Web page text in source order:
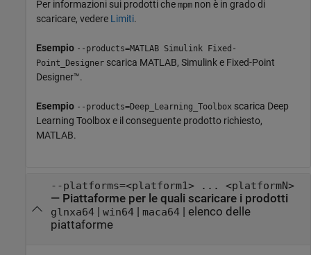
Per informazioni sui prodotti che mpm non è in grado di
scaricare, vedere Limiti.
Esempio --products=MATLAB Simulink Fixed-
Point_Designer scarica MATLAB, Simulink e Fixed-Point
Designer™.
Esempio --products=Deep_Learning_Toolbox scarica Deep
Learning Toolbox e il conseguente prodotto richiesto,
MATLAB.
--platforms=<platform1> ... <platformN>
— Piattaforme per le quali scaricare i prodotti
glnxa64| win64| maca64| elenco delle
piattaforme